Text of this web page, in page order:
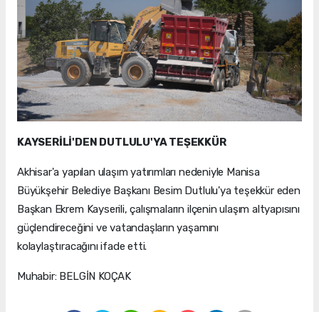
KAYSERİLİ'DEN DUTLULU'YA TEŞEKKÜR
Akhisar'a yapılan ulaşım yatırımları nedeniyle Manisa
Büyükşehir Belediye Başkanı Besim Dutlulu'ya teşekkür eden
Başkan Ekrem Kayserili, çalışmaların ilçenin ulaşım altyapısını
güçlendireceğini ve vatandaşların yaşamını
kolaylaştıracağını ifade etti.
Muhabir: BELGİN KOÇAK